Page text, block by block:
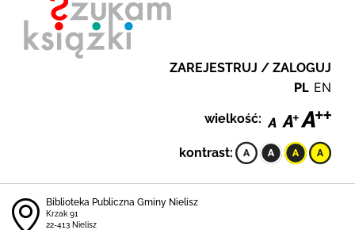
ZAREJESTRUJ / ZALOGUJ
PL EN
wielkość:
kontrast:
Biblioteka Publiczna Gminy Nielisz
Krzak 91
22-413 Nielisz